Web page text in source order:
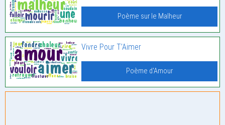
Poème sur le Malheur
Vivre Pour T’Aimer
Poème d'Amour